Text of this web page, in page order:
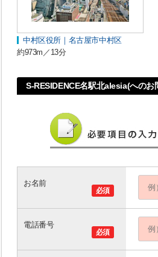
中村区役所｜名古屋市中村区
約973m／13分
S-RESIDENCE名駅北alesia(へのお
必須
お名前
必須
電話番号